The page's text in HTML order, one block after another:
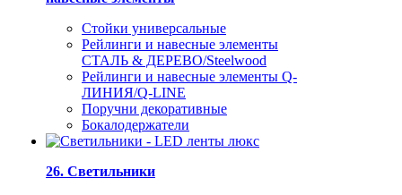
Стойки универсальные
Рейлинги и навесные элементы
СТАЛЬ & ДЕРЕВО/Steelwood
Рейлинги и навесные элементы Q-
ЛИНИЯ/Q-LINE
Поручни декоративные
Бокалодержатели
26. Светильники